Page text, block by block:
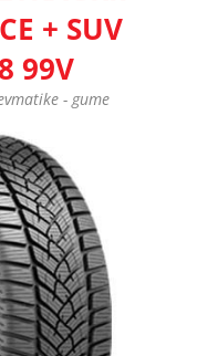
+ SUV
99V
- gume